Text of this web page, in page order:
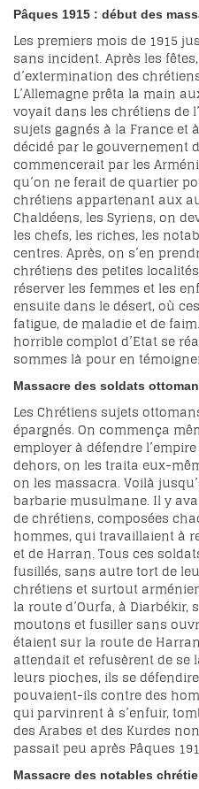
Pâques 1915 : début des
Les premiers mois de 1915
sans incident. Après les
d’extermination des
L’Allemagne prêta la main
voyait dans les chrétiens de
sujets gagnés à la France et
décidé par le gouvernement
commencerait par les
qu’on ne ferait de quartier
chrétiens appartenant aux
Chaldéens, les Syriens, on
les chefs, les riches, les
centres. Après, on s’en
chrétiens des petites
réserver les femmes et les
ensuite dans le désert, où
fatigue, de maladie et de
horrible complot d’Etat se
sommes là pour en
Massacre des soldats
Les Chrétiens sujets
épargnés. On commença
employer à défendre
dehors, on les traita eux-
on les massacra. Voilà
barbarie musulmane. Il y
de chrétiens, composées
hommes, qui travaillaient à
et de Harran. Tous ces
fusillés, sans autre tort de
chrétiens et surtout
la route d’Ourfa, à
moutons et fusiller sans
étaient sur la route de
attendait et refusèrent de se
leurs pioches, ils se
pouvaient-ils contre des
qui parvinrent à s’enfuir,
des Arabes et des Kurdes
passait peu après Pâques
Massacre des notables